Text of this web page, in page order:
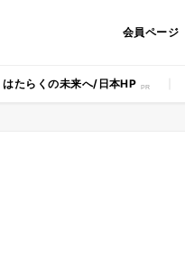
会員ページ
はたらくの未来へ/日本HP